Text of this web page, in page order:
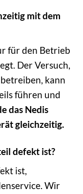
mit dem
für den Betrieb
Der Versuch,
kann
führen und
das Nedis
gleichzeitig.
defekt ist?
ist,
Wir